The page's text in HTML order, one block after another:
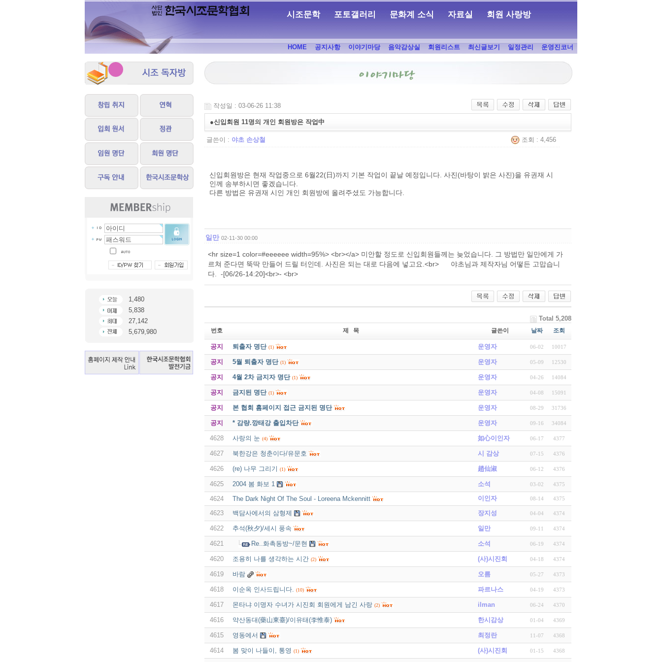
시조문학 포토갤러리 문화계 소식 자료실 회원 사랑방
HOME 공지사항 이야기마당 음악감상실 회원리스트 최신글보기 일정관리 운영진코너
1,480
5,838
27,142
5,679,980
작성일 : 03-06-26 11:38
●신입회원 11명의 개인 회원방은 작업中
글쓴이 : 야초 손상철 조회 : 4,456
신입회원방은 현재 작업중으로 6월22(日)까지 기본 작업이 끝날 예정입니다. 사진(바탕이 밝은 사진)을 유권재 시
인께 송부하시면 좋겠습니다.
다른 방법은 유권재 시인 개인 회원방에 올려주셨도 가능합니다.
일만 02-11-30 00:00
<hr size=1 color=#eeeeee width=95%> <br></a> 미안할 정도로 신입회원들께는 늦었습니다. 그 방법만 일만에게 가
르쳐 준다면 뚝딱 만들어 드릴 터인데. 사진은 되는 대로 다음에 넣고요.<br> 야초님과 제작자님 어떻든 고맙습니
다. -[06/26-14:20]<br>- <br>
Total 5,208
번호 제 목 글쓴이 날짜 조회
공지 퇴출자 명단 (1) 운영자 06-02 10017
공지 5월 퇴출자 명단 (1) 운영자 05-09 12530
공지 4월 2차 금지자 명단 (1) 운영자 04-26 14084
공지 금지된 명단 (1) 운영자 04-08 15091
공지 본 협회 홈페이지 접근 금지된 명단 운영자 08-29 31736
공지 * 감량.깡태강 출입차단 운영자 09-16 34084
4628 사랑의 눈 (4) 如心이인자 06-17 4377
4627 북한강은 청춘이다/유문호 시 감상 07-15 4376
4626 (re) 나무 그리기 (1) 趙仙淑 06-12 4376
4625 2004 봄 화보 1 소석 03-02 4375
4624 The Dark Night Of The Soul - Loreena Mckennitt 이인자 08-14 4375
4623 백담사에서의 삼형제 장지성 04-04 4374
4622 추석(秋夕)/세시 풍속 일만 09-11 4374
4621 Re..화촉동방~/문현 소석 06-19 4374
4620 조용히 나를 생각하는 시간 (2) (사)시진회 04-18 4374
4619 바람 오름 05-27 4373
4618 이순옥 인사드립니다. (10) 파르나스 04-19 4373
4617 몬타냐 이명자 수녀가 시진회 회원에게 남긴 사랑 (2) ilman 06-24 4370
4616 약산동대(藥山東臺)/이유태(李惟泰) 한시감상 01-04 4369
4615 영동에서 최정란 11-07 4368
4614 봄 맞이 나들이, 통영 (1) (사)시진회 01-15 4368